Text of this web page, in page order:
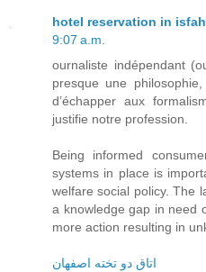
hotel reservation in
9:07 a.m.
ournaliste indépendant
presque une
d’échapper aux
justifie notre profession.
Being informed
systems in place is
welfare social policy. The
a knowledge gap in need
more action resulting in
اتاق دو تخته اصفهان